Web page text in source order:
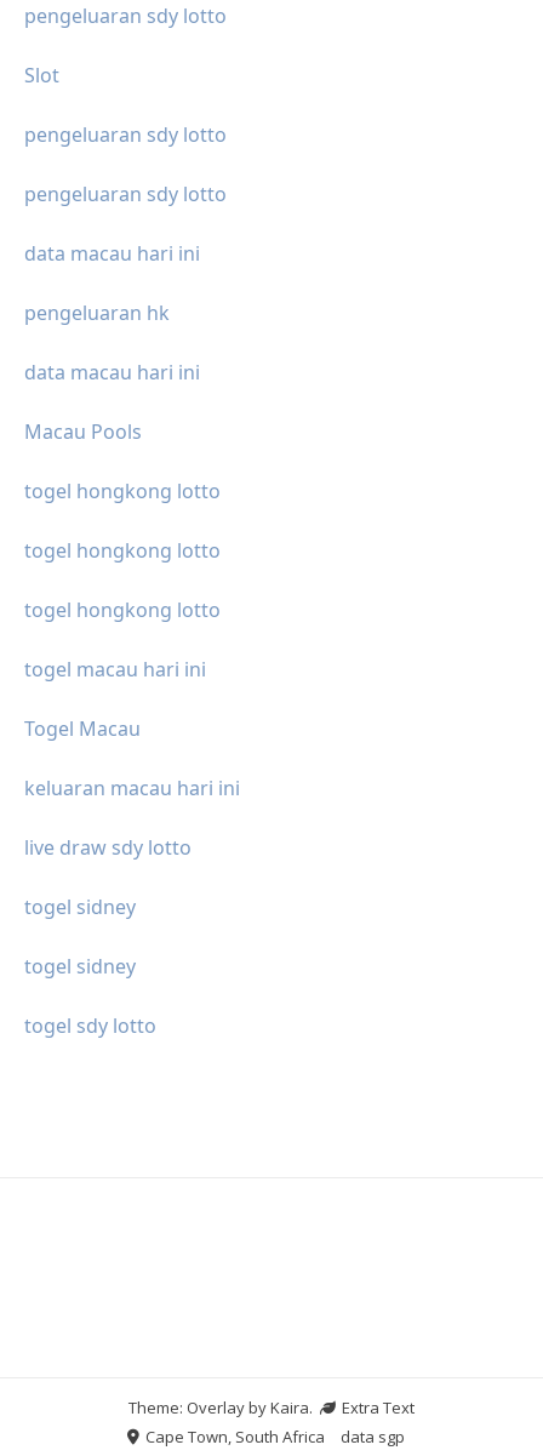
pengeluaran sdy lotto
Slot
pengeluaran sdy lotto
pengeluaran sdy lotto
data macau hari ini
pengeluaran hk
data macau hari ini
Macau Pools
togel hongkong lotto
togel hongkong lotto
togel hongkong lotto
togel macau hari ini
Togel Macau
keluaran macau hari ini
live draw sdy lotto
togel sidney
togel sidney
togel sdy lotto
Theme: Overlay byKaira.
Extra Text
Cape Town, South Africa
data sgp